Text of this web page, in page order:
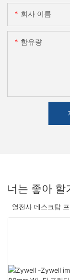
회사 이름
함유량
너는 좋아 할
열전사 데스크탑